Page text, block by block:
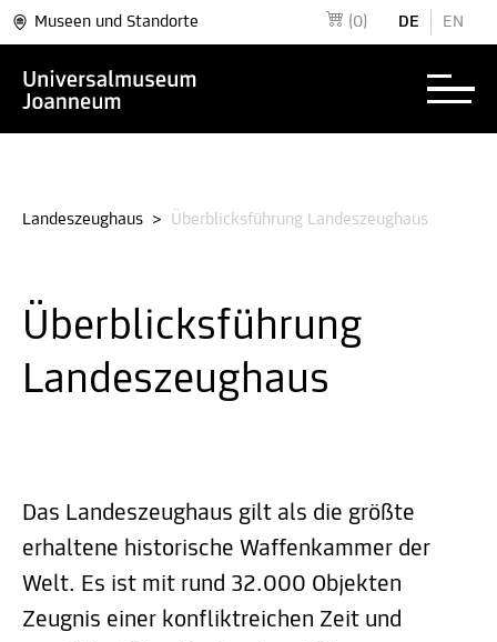
Museen und Standorte (0) DE EN
Landeszeughaus > Überblicksführung Landeszeughaus
Überblicksführung
Landeszeughaus
Das Landeszeughaus gilt als die größte
erhaltene historische Waffenkammer der
Welt. Es ist mit rund 32.000 Objekten
Zeugnis einer konfliktreichen Zeit und